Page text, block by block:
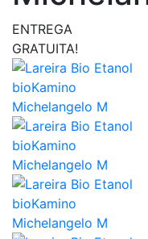
ENTREGA
GRATUITA!